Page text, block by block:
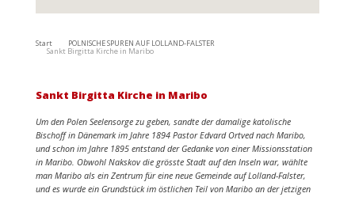
Start POLNISCHE SPUREN AUF LOLLAND-FALSTER
Sankt Birgitta Kirche in Maribo
Sankt Birgitta Kirche in Maribo
Um den Polen Seelensorge zu geben, sandte der damalige katolische
Bischoff in Dänemark im Jahre 1894 Pastor Edvard Ortved nach Maribo,
und schon im Jahre 1895 entstand der Gedanke von einer Missionsstation
in Maribo. Obwohl Nakskov die grösste Stadt auf den Inseln war, wählte
man Maribo als ein Zentrum für eine neue Gemeinde auf Lolland-Falster,
und es wurde ein Grundstück im östlichen Teil von Maribo an der jetzigen